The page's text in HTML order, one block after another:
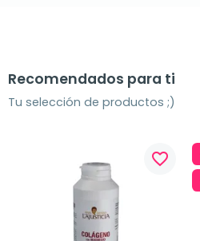
Recomendados para ti
Tu selección de productos ;)
favorite_border